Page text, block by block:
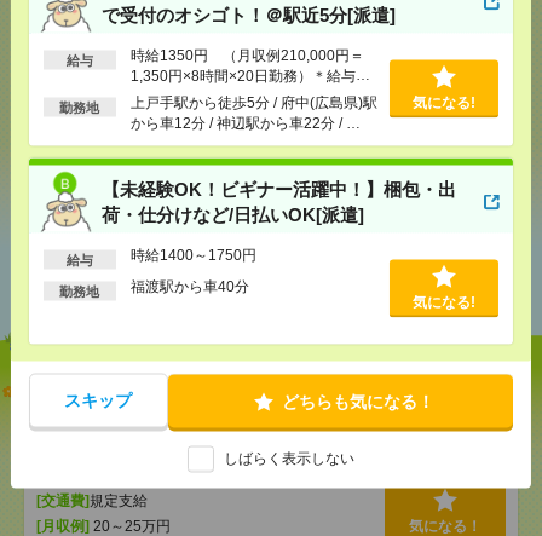
で受付のオシゴト！＠駅近5分[派遣]
給与
時給1350円 （月収例210,000円＝
1,350円×8時間×20日勤務）＊給与前
払制度（稼働分）
勤務地
上戸手駅から徒歩5分 / 府中(広島県)駅
から車12分 / 神辺駅から車22分 / …
気になる!
【未経験OK！ビギナー活躍中！】梱包・出
荷・仕分けなど/日払いOK[派遣]
給与 時給1400～1750円
勤務地
福渡駅から車40分
気になる!
スキップ どちらも気になる！
しばらく表示しない
応募ページへ
気になる！
あなたの閲覧履歴からの
おすすめ
【未経験OK＊車通勤OK】福山市の総合病院で受付
のオシゴト！＠駅近5分[派遣]
時給1350円 （月収例210,000円＝1,350
円×8時間×20日勤務）＊給与前払制度（稼働分）
[交通費]規定支給
[月収例] 20～25万円
気になる！